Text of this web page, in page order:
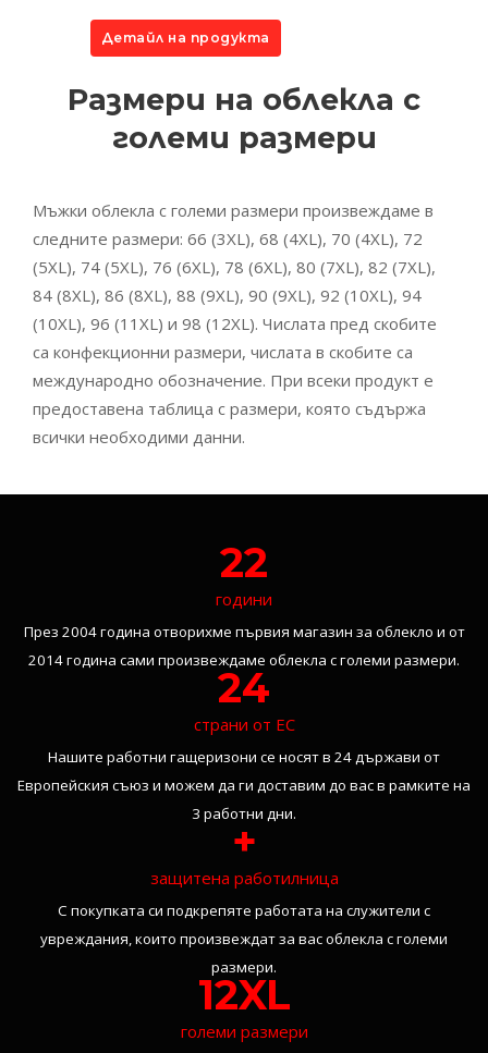
Детайл на продукта
Размери на облекла с
големи размери
Мъжки облекла с големи размери произвеждаме в
следните размери: 66 (3XL), 68 (4XL), 70 (4XL), 72
(5XL), 74 (5XL), 76 (6XL), 78 (6XL), 80 (7XL), 82 (7XL),
84 (8XL), 86 (8XL), 88 (9XL), 90 (9XL), 92 (10XL), 94
(10XL), 96 (11XL) и 98 (12XL). Числата пред скобите
са конфекционни размери, числата в скобите са
международно обозначение. При всеки продукт е
предоставена таблица с размери, която съдържа
всички необходими данни.
22
години
През 2004 година отворихме първия магазин за облекло и от
2014 година сами произвеждаме облекла с големи размери.
24
страни от ЕС
Нашите работни гащеризони се носят в 24 държави от
Европейския съюз и можем да ги доставим до вас в рамките на
3 работни дни.
+
защитена работилница
С покупката си подкрепяте работата на служители с
увреждания, които произвеждат за вас облекла с големи
размери.
12XL
големи размери